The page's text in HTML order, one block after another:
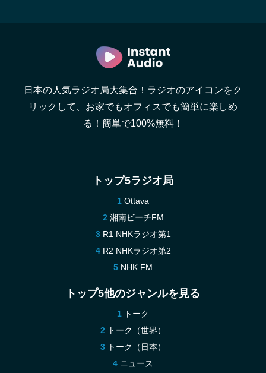
日本の人気ラジオ局大集合！ラジオのアイコンをク
リックして、お家でもオフィスでも簡単に楽しめ
る！簡単で100%無料！
トップ5ラジオ局
Ottava
湘南ビーチFM
R1 NHKラジオ第1
R2 NHKラジオ第2
NHK FM
トップ5他のジャンルを見る
トーク
トーク（世界）
トーク（日本）
ニュース